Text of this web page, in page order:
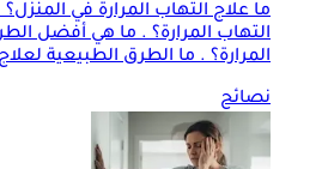
ما علاج التهاب المرارة في
التهاب المرارة؟ . ما هي أفضل
المرارة؟ . ما الطرق الطبيعية لعلاج
نصائح